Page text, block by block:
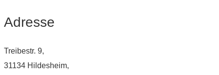
Adresse
Treibestr. 9,
31134 Hildesheim,